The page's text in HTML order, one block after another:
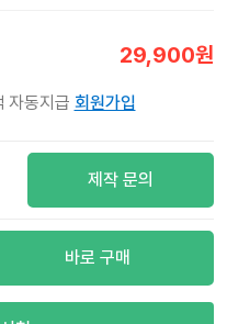
29,900원
자동지급 회원가입
제작 문의
바로 구매